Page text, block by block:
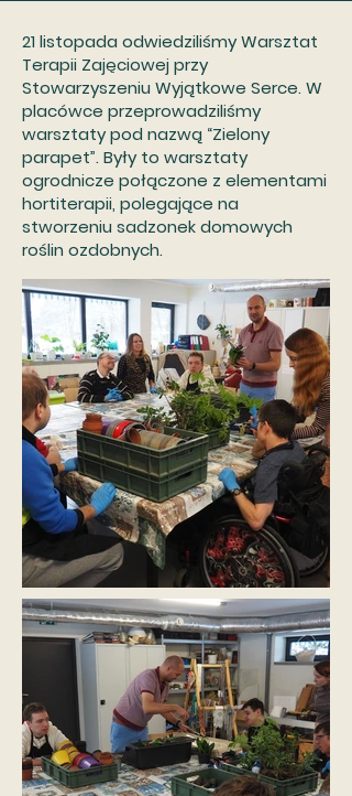
21 listopada odwiedziliśmy Warsztat
Terapii Zajęciowej przy
Stowarzyszeniu Wyjątkowe Serce. W
placówce przeprowadziliśmy
warsztaty pod nazwą “Zielony
parapet”. Były to warsztaty
ogrodnicze połączone z elementami
hortiterapii, polegające na
stworzeniu sadzonek domowych
roślin ozdobnych.